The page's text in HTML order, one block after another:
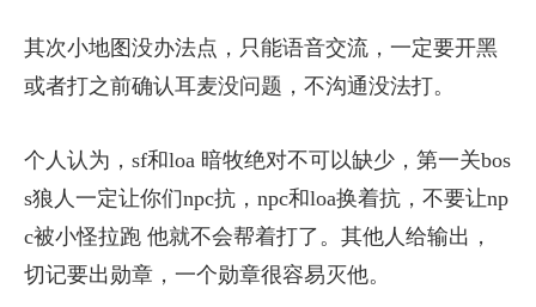
其次小地图没办法点，只能语音交流，一定要开黑
或者打之前确认耳麦没问题，不沟通没法打。
个人认为，sf和loa 暗牧绝对不可以缺少，第一关bos
s狼人一定让你们npc抗，npc和loa换着抗，不要让np
c被小怪拉跑 他就不会帮着打了。其他人给输出，
切记要出勋章，一个勋章很容易灭他。